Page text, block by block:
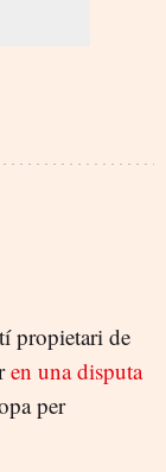
propietari de
en una disputa
per